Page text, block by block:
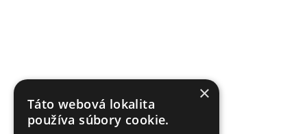
×
Táto webová lokalita
používa súbory cookie.